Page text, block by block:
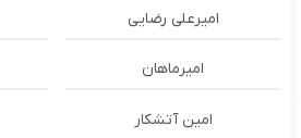
امیرعلی رضایی
امیرماهان
امین آتشکار